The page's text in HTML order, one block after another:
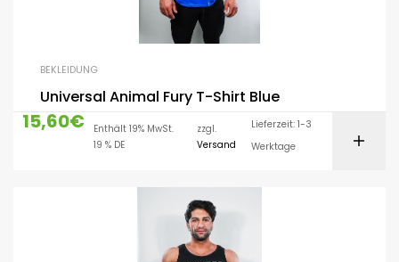
BEKLEIDUNG
Universal Animal Fury T-Shirt Blue
15,60€
Enthält 19% MwSt.
19 % DE
zzgl.
Versand
Lieferzeit: 1-3
Werktage